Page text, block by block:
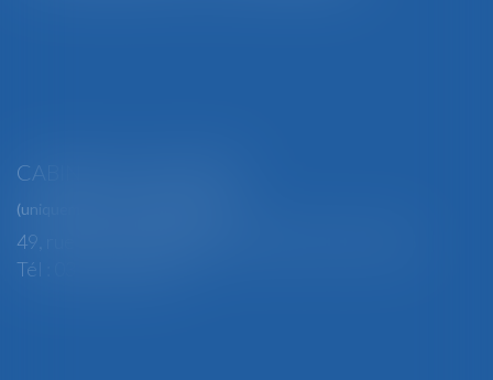
CABINET SECONDAIRE
(uniquement sur rendez-vous)
49, rue Thiers - 88100 SAINT-DIÉ DES VOSGES
Tél : 03 29 56 15 98